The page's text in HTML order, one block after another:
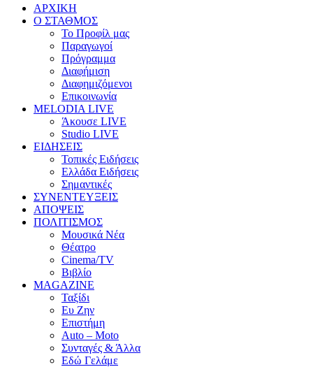
ΑΡΧΙΚΗ
Ο ΣΤΑΘΜΟΣ
Το Προφίλ μας
Παραγωγοί
Πρόγραμμα
Διαφήμιση
Διαφημιζόμενοι
Επικοινωνία
MELODIA LIVE
Άκουσε LIVE
Studio LIVE
ΕΙΔΗΣΕΙΣ
Τοπικές Ειδήσεις
Ελλάδα Ειδήσεις
Σημαντικές
ΣΥΝΕΝΤΕΥΞΕΙΣ
ΑΠΟΨΕΙΣ
ΠΟΛΙΤΙΣΜΟΣ
Μουσικά Νέα
Θέατρο
Cinema/TV
Βιβλίο
MAGAZINE
Ταξίδι
Ευ Ζην
Επιστήμη
Auto – Moto
Συνταγές & Άλλα
Εδώ Γελάμε